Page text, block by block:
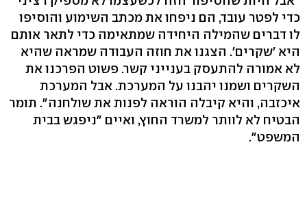
כדי לפטר עובד, הם ניפחו את מכתב השימוע והוסיפו
לו דברים שהמילה היחידה שמתאימה כדי לתאר אותם
היא 'שקרים'. הצגנו את חוזה העבודה שמראה שהיא
לא אמורה להתעסק בענייני קשר. פשוט הפרכנו את
השקרים ושמנו יהבנו על המערכת. אבל המערכת
איכזבה, והיא קיבלה הוראה לפנות את שולחנה". תומר
הבטיח לא לוותר למשרד החוץ, ואיים "ניפגש בבית
המשפט".